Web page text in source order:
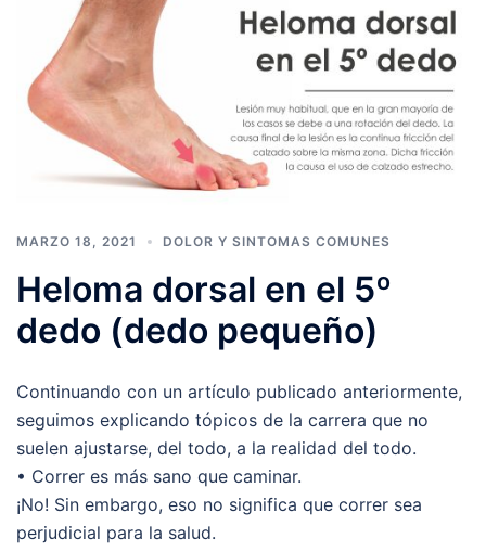
MARZO 18, 2021 DOLOR Y SINTOMAS COMUNES
Heloma dorsal en el 5º
dedo (dedo pequeño)
Continuando con un artículo publicado anteriormente,
seguimos explicando tópicos de la carrera que no
suelen ajustarse, del todo, a la realidad del todo.
• Correr es más sano que caminar.
¡No! Sin embargo, eso no significa que correr sea
perjudicial para la salud.